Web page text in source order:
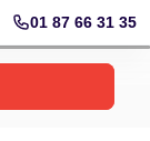
01 87 66 31 35